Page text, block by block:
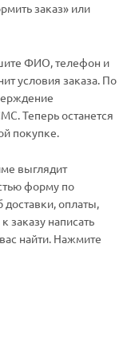
заказ» или
ФИО, телефон и
условия заказа. По
Теперь останется
покупке.
выглядит
форму по
доставки, оплаты,
заказу написать
найти. Нажмите